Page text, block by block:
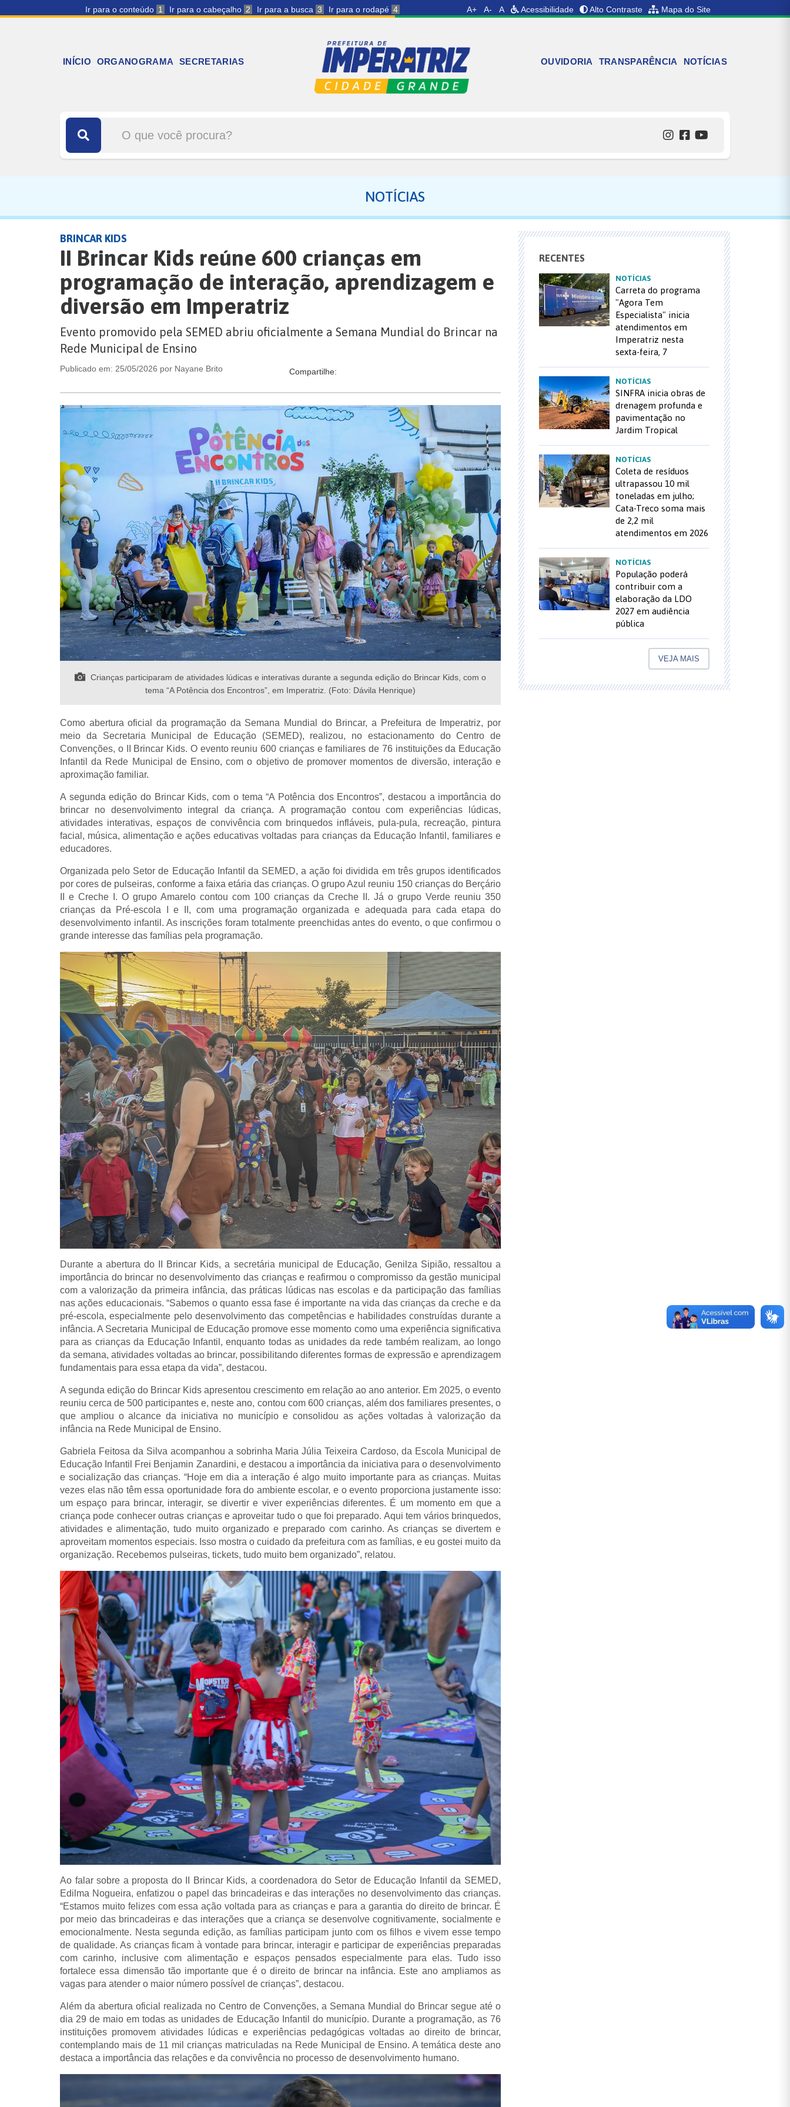
Ir para o conteúdo 1 Ir para o cabeçalho 2 Ir para a busca 3 Ir para o rodapé 4 A+ A- A Acessibilidade Alto Contraste Mapa do Site
INÍCIO ORGANOGRAMA SECRETARIAS OUVIDORIA TRANSPARÊNCIA NOTÍCIAS
NOTÍCIAS
BRINCAR KIDS
II Brincar Kids reúne 600 crianças em
programação de interação, aprendizagem e
diversão em Imperatriz
Evento promovido pela SEMED abriu oficialmente a Semana Mundial do Brincar na
Rede Municipal de Ensino
Publicado em: 25/05/2026 por Nayane Brito Compartilhe:
Crianças participaram de atividades lúdicas e interativas durante a segunda edição do Brincar Kids, com o
tema “A Potência dos Encontros”, em Imperatriz. (Foto: Dávila Henrique)
Como abertura oficial da programação da Semana Mundial do Brincar, a Prefeitura de Imperatriz, por
meio da Secretaria Municipal de Educação (SEMED), realizou, no estacionamento do Centro de
Convenções, o II Brincar Kids. O evento reuniu 600 crianças e familiares de 76 instituições da Educação
Infantil da Rede Municipal de Ensino, com o objetivo de promover momentos de diversão, interação e
aproximação familiar.
A segunda edição do Brincar Kids, com o tema “A Potência dos Encontros”, destacou a importância do
brincar no desenvolvimento integral da criança. A programação contou com experiências lúdicas,
atividades interativas, espaços de convivência com brinquedos infláveis, pula-pula, recreação, pintura
facial, música, alimentação e ações educativas voltadas para crianças da Educação Infantil, familiares e
educadores.
Organizada pelo Setor de Educação Infantil da SEMED, a ação foi dividida em três grupos identificados
por cores de pulseiras, conforme a faixa etária das crianças. O grupo Azul reuniu 150 crianças do Berçário
II e Creche I. O grupo Amarelo contou com 100 crianças da Creche II. Já o grupo Verde reuniu 350
crianças da Pré-escola I e II, com uma programação organizada e adequada para cada etapa do
desenvolvimento infantil. As inscrições foram totalmente preenchidas antes do evento, o que confirmou o
grande interesse das famílias pela programação.
Durante a abertura do II Brincar Kids, a secretária municipal de Educação, Genilza Sipião, ressaltou a
importância do brincar no desenvolvimento das crianças e reafirmou o compromisso da gestão municipal
com a valorização da primeira infância, das práticas lúdicas nas escolas e da participação das famílias
nas ações educacionais. “Sabemos o quanto essa fase é importante na vida das crianças da creche e da
pré-escola, especialmente pelo desenvolvimento das competências e habilidades construídas durante a
infância. A Secretaria Municipal de Educação promove esse momento como uma experiência significativa
para as crianças da Educação Infantil, enquanto todas as unidades da rede também realizam, ao longo
da semana, atividades voltadas ao brincar, possibilitando diferentes formas de expressão e aprendizagem
fundamentais para essa etapa da vida”, destacou.
A segunda edição do Brincar Kids apresentou crescimento em relação ao ano anterior. Em 2025, o evento
reuniu cerca de 500 participantes e, neste ano, contou com 600 crianças, além dos familiares presentes, o
que ampliou o alcance da iniciativa no município e consolidou as ações voltadas à valorização da
infância na Rede Municipal de Ensino.
Gabriela Feitosa da Silva acompanhou a sobrinha Maria Júlia Teixeira Cardoso, da Escola Municipal de
Educação Infantil Frei Benjamin Zanardini, e destacou a importância da iniciativa para o desenvolvimento
e socialização das crianças. “Hoje em dia a interação é algo muito importante para as crianças. Muitas
vezes elas não têm essa oportunidade fora do ambiente escolar, e o evento proporciona justamente isso:
um espaço para brincar, interagir, se divertir e viver experiências diferentes. É um momento em que a
criança pode conhecer outras crianças e aproveitar tudo o que foi preparado. Aqui tem vários brinquedos,
atividades e alimentação, tudo muito organizado e preparado com carinho. As crianças se divertem e
aproveitam momentos especiais. Isso mostra o cuidado da prefeitura com as famílias, e eu gostei muito da
organização. Recebemos pulseiras, tickets, tudo muito bem organizado”, relatou.
Ao falar sobre a proposta do II Brincar Kids, a coordenadora do Setor de Educação Infantil da SEMED,
Edilma Nogueira, enfatizou o papel das brincadeiras e das interações no desenvolvimento das crianças.
“Estamos muito felizes com essa ação voltada para as crianças e para a garantia do direito de brincar. É
por meio das brincadeiras e das interações que a criança se desenvolve cognitivamente, socialmente e
emocionalmente. Nesta segunda edição, as famílias participam junto com os filhos e vivem esse tempo
de qualidade. As crianças ficam à vontade para brincar, interagir e participar de experiências preparadas
com carinho, inclusive com alimentação e espaços pensados especialmente para elas. Tudo isso
fortalece essa dimensão tão importante que é o direito de brincar na infância. Este ano ampliamos as
vagas para atender o maior número possível de crianças”, destacou.
Além da abertura oficial realizada no Centro de Convenções, a Semana Mundial do Brincar segue até o
dia 29 de maio em todas as unidades de Educação Infantil do município. Durante a programação, as 76
instituições promovem atividades lúdicas e experiências pedagógicas voltadas ao direito de brincar,
contemplando mais de 11 mil crianças matriculadas na Rede Municipal de Ensino. A temática deste ano
destaca a importância das relações e da convivência no processo de desenvolvimento humano.
RECENTES
NOTÍCIAS
Carreta do programa
"Agora Tem
Especialista" inicia
atendimentos em
Imperatriz nesta
sexta-feira, 7
NOTÍCIAS
SINFRA inicia obras de
drenagem profunda e
pavimentação no
Jardim Tropical
NOTÍCIAS
Coleta de resíduos
ultrapassou 10 mil
toneladas em julho;
Cata-Treco soma mais
de 2,2 mil
atendimentos em 2026
NOTÍCIAS
População poderá
contribuir com a
elaboração da LDO
2027 em audiência
pública
VEJA MAIS